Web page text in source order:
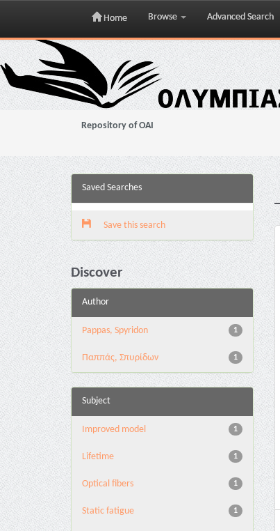
Skip
navigation
Home Browse Advanced Search
Repository of OAI
Saved Searches
Save this search
Discover
Author
1
Pappas, Spyridon
1
Παππάς, Σπυρίδων
Subject
1
Improved model
1
Lifetime
1
Optical fibers
1
Static fatigue